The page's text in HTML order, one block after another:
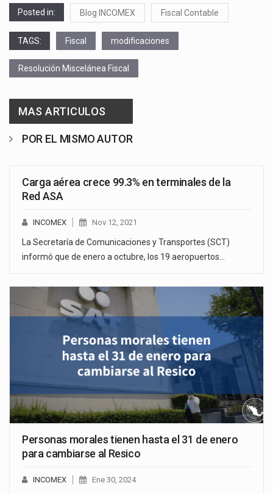
Posted in: Blog INCOMEX Fiscal Contable
TAGS: Fiscal modificaciones
Resolución Miscelánea Fiscal
MAS ARTICULOS
POR EL MISMO AUTOR
Carga aérea crece 99.3% en terminales de la
Red ASA
INCOMEX Nov 12, 2021
La Secretaría de Comunicaciones y Transportes (SCT)
informó que de enero a octubre, los 19 aeropuertos…
Personas morales tienen hasta el 31 de enero
para cambiarse al Resico
INCOMEX Ene 30, 2024